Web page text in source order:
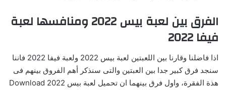
الفرق بين لعبة بيس 2022 ومنافسها لعبة
فيفا 2022
اذا فاضلنا وقارنا بين اللعبتين لعبة بيس 2022 ولعبة فيفا 2022 فاننا
سنجد فرق كبير جدا بين العبتين والتى سنذكر أهم الفروق بينهم فى
هذة الفقرة، واول فرق بينهما ان تحميل لعبة بيس 2022 Download